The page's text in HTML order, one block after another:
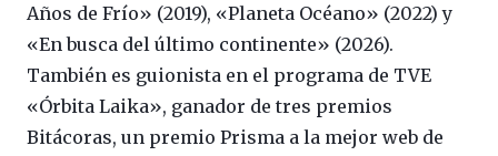
Años de Frío» (2019), «Planeta Océano» (2022) y
«En busca del último continente» (2026).
También es guionista en el programa de TVE
«Órbita Laika», ganador de tres premios
Bitácoras, un premio Prisma a la mejor web de